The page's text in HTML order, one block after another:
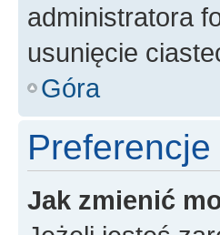
administratora
usunięcie
Góra
Jak zmienić